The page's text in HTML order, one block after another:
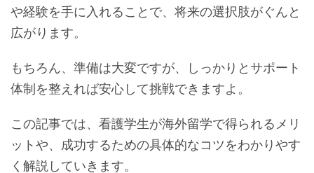
や経験を手に入れることで、将来の選択肢がぐんと
広がります。
もちろん、準備は大変ですが、しっかりとサポート
体制を整えれば安心して挑戦できますよ。
この記事では、看護学生が海外留学で得られるメリ
ットや、成功するための具体的なコツをわかりやす
く解説していきます。